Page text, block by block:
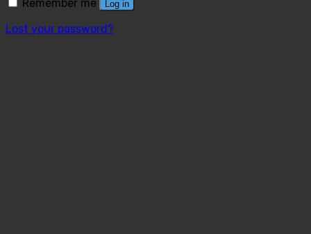
Remember me
Log in
Lost your password?